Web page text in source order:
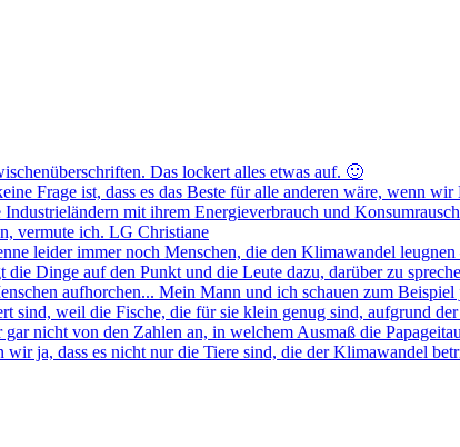
Das lockert alles etwas auf. 🙂
Frage ist, dass es das Beste für alle anderen wäre, wenn
mit ihrem Energieverbrauch und
vermute ich. LG Christiane
leider immer noch Menschen, die den Klimawandel
Dinge auf den Punkt und die Leute dazu, darüber zu
aufhorchen... Mein Mann und ich schauen zum Beispiel
weil die Fische, die für sie klein genug sind, aufgrund
nicht von den Zahlen an, in welchem Ausmaß die
ja, dass es nicht nur die Tiere sind, die der Klimawandel